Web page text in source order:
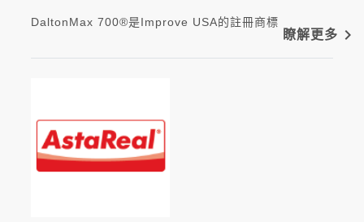
DaltonMax 700®是Improve USA的註冊商標
瞭解更多 navigate_next